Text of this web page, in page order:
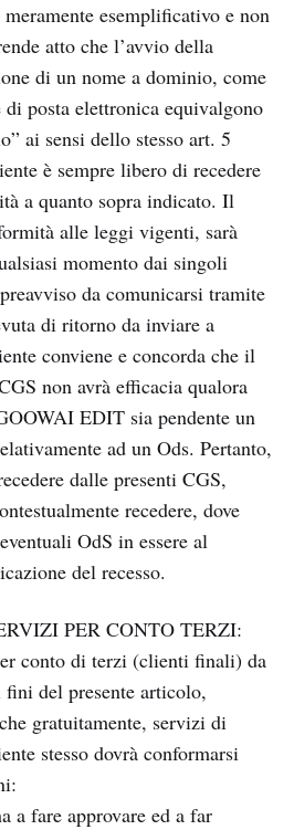
esemplificativo e non
atto che l’avvio della
di un nome a dominio, come
posta elettronica equivalgono
ai sensi dello stesso art. 5
è sempre libero di recedere
a quanto sopra indicato. Il
alle leggi vigenti, sarà
momento dai singoli
da comunicarsi tramite
di ritorno da inviare a
conviene e concorda che il
non avrà efficacia qualora
EDIT sia pendente un
ad un Ods. Pertanto,
dalle presenti CGS,
recedere, dove
OdS in essere al
del recesso.
PER CONTO TERZI:
conto di terzi (clienti finali) da
del presente articolo,
gratuitamente, servizi di
stesso dovrà conformarsi
a fare approvare ed a far